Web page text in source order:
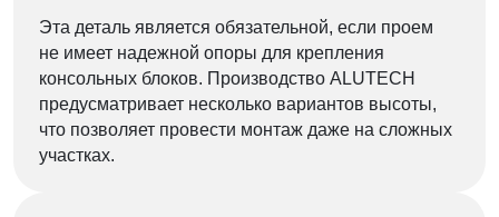
Эта деталь является обязательной, если проем
не имеет надежной опоры для крепления
консольных блоков. Производство ALUTECH
предусматривает несколько вариантов высоты,
что позволяет провести монтаж даже на сложных
участках.